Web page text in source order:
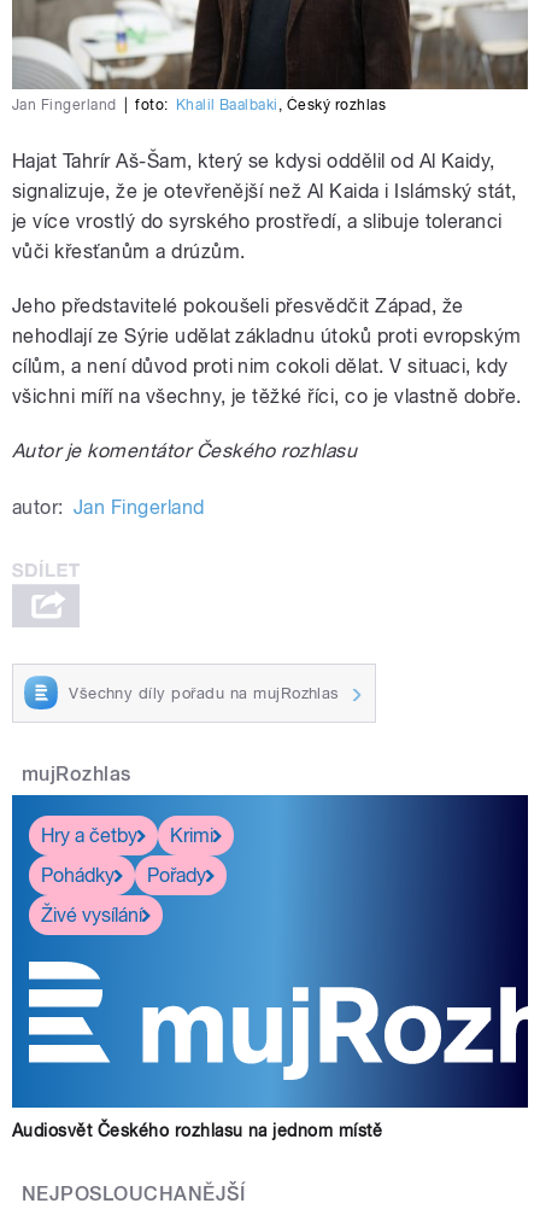
Jan Fingerland foto: Khalil Baalbaki Český rozhlas
Hajat Tahrír Aš-Šam, který se kdysi oddělil od Al Kaidy,
signalizuje, že je otevřenější než Al Kaida i Islámský stát,
je více vrostlý do syrského prostředí, a slibuje toleranci
vůči křesťanům a drúzům.
Jeho představitelé pokoušeli přesvědčit Západ, že
nehodlají ze Sýrie udělat základnu útoků proti evropským
cílům, a není důvod proti nim cokoli dělat. V situaci, kdy
všichni míří na všechny, je těžké říci, co je vlastně dobře.
Autor je komentátor Českého rozhlasu
autor: Jan Fingerland
Všechny díly pořadu na mujRozhlas
mujRozhlas
Hry a četby
Krimi
Pohádky
Pořady
Živé vysílání
Audiosvět Českého rozhlasu na jednom místě
NEJPOSLOUCHANĚJŠÍ